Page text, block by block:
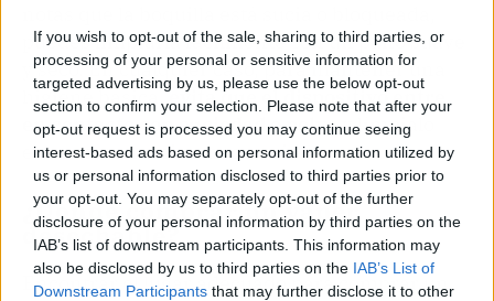
If you wish to opt-out of the sale, sharing to third parties, or
processing of your personal or sensitive information for
targeted advertising by us, please use the below opt-out
section to confirm your selection. Please note that after your
opt-out request is processed you may continue seeing
interest-based ads based on personal information utilized by
us or personal information disclosed to third parties prior to
your opt-out. You may separately opt-out of the further
disclosure of your personal information by third parties on the
IAB’s list of downstream participants. This information may
also be disclosed by us to third parties on the IAB’s List of
Downstream Participants that may further disclose it to other
puedes limpiarla fácilmente con un paño suave
y seco. En cualquier caso, para mantener una
higiene básica,evita que el dispositivo entre
en contacto con suciedad o polvoy límpialo
externamente si es necesario.
¿Dónde comprar un vaper
desechable?
Encontrar el lugar adecuado para comprar un